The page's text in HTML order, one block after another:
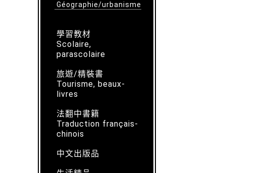
Géographie/urbanisme
學習教材
Scolaire,
parascolaire
旅遊/精裝書
Tourisme, beaux-
livres
法翻中書籍
Traduction français-
chinois
中文出版品